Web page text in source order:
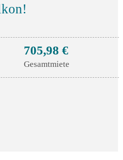
705,98 €
Gesamtmiete